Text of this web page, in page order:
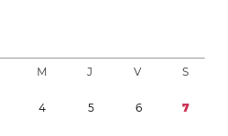
M J V S
4 5 6 7